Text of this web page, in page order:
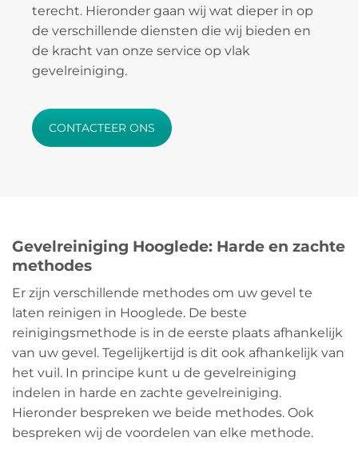
terecht. Hieronder gaan wij wat dieper in op
de verschillende diensten die wij bieden en
de kracht van onze service op vlak
gevelreiniging.
CONTACTEER ONS
Gevelreiniging Hooglede: Harde en zachte
methodes
Er zijn verschillende methodes om uw gevel te
laten reinigen in Hooglede. De beste
reinigingsmethode is in de eerste plaats afhankelijk
van uw gevel. Tegelijkertijd is dit ook afhankelijk van
het vuil. In principe kunt u de gevelreiniging
indelen in harde en zachte gevelreiniging.
Hieronder bespreken we beide methodes. Ook
bespreken wij de voordelen van elke methode.